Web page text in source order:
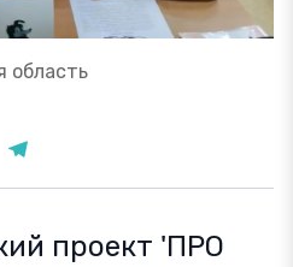
область
проект 'ПРО